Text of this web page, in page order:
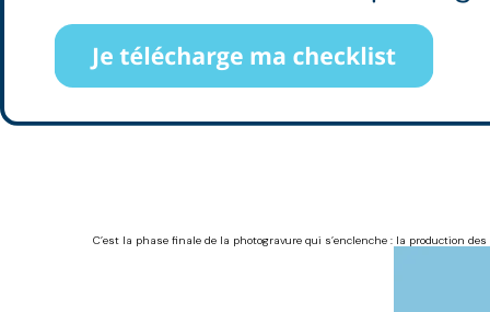
C’est la phase finale de la photogravure qui s’enclenche : la production